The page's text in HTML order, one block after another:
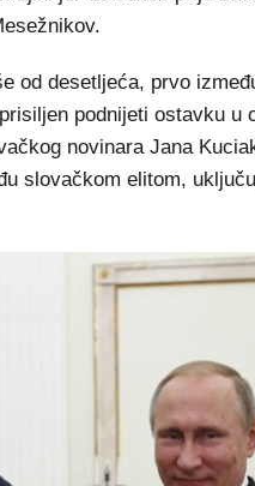
od desetljeća, prvo
podnijeti ostavku u
novinara Jana
slovačkom elitom,